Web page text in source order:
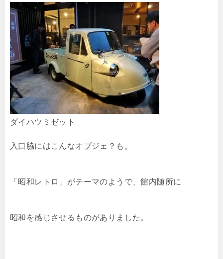
ダイハツミゼット
入口脇にはこんなオブジェ？も。
「昭和レトロ」がテーマのようで、館内随所に
昭和を感じさせるものがありました。